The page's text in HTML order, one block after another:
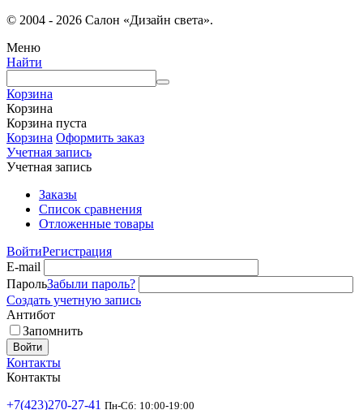
© 2004 - 2026 Салон «Дизайн света».
Меню
Найти
Корзина
Корзина
Корзина пуста
Корзина Оформить заказ
Учетная запись
Учетная запись
Заказы
Список сравнения
Отложенные товары
ВойтиРегистрация
E-mail
ПарольЗабыли пароль?
Создать учетную запись
Антибот
Запомнить
Войти
Контакты
Контакты
+7(423)270-27-41 Пн-Сб: 10:00-19:00